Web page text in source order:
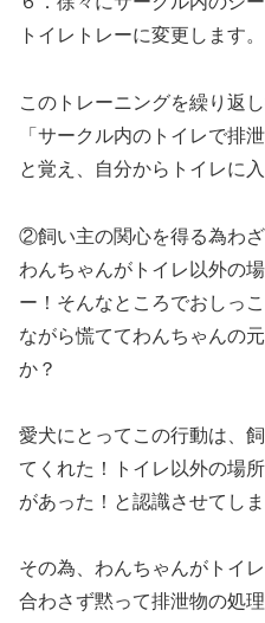
トイレトレーに変更します。
このトレーニングを繰り返
「サークル内のトイレで排
と覚え、自分からトイレに
②飼い主の関心を得る為わ
わんちゃんがトイレ以外の
ー！そんなところでおしっ
ながら慌ててわんちゃんの
か？
愛犬にとってこの行動は、
てくれた！トイレ以外の場
があった！と認識させてしま
その為、わんちゃんがトイ
合わさず黙って排泄物の処